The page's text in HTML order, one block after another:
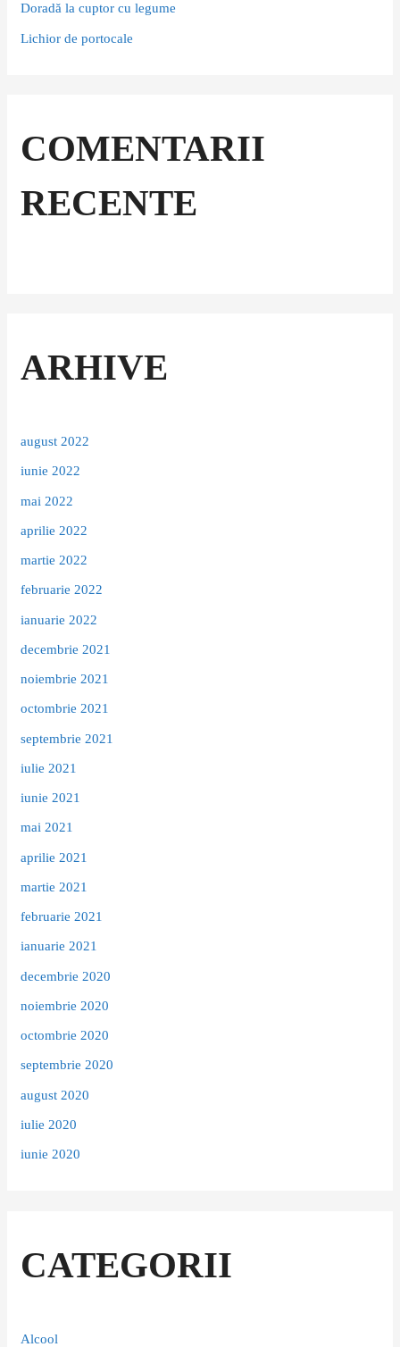
Doradă la cuptor cu legume
Lichior de portocale
COMENTARII
RECENTE
ARHIVE
august 2022
iunie 2022
mai 2022
aprilie 2022
martie 2022
februarie 2022
ianuarie 2022
decembrie 2021
noiembrie 2021
octombrie 2021
septembrie 2021
iulie 2021
iunie 2021
mai 2021
aprilie 2021
martie 2021
februarie 2021
ianuarie 2021
decembrie 2020
noiembrie 2020
octombrie 2020
septembrie 2020
august 2020
iulie 2020
iunie 2020
CATEGORII
Alcool